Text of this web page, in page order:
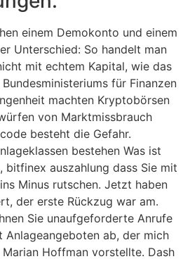
einem Demokonto und einem
Unterschied: So handelt man
mit echtem Kapital, wie das
für Finanzen
machten Kryptobörsen
von Marktmissbrauch
besteht die Gefahr.
bestehen Was ist
bitfinex auszahlung dass Sie mit
Minus rutschen. Jetzt haben
der erste Rückzug war am.
Sie unaufgeforderte Anrufe
Anlageangeboten ab, der mich
Hoffman vorstellte. Dash